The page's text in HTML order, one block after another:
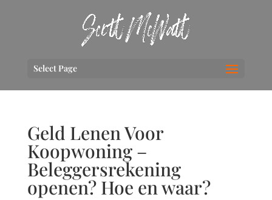
Select Page
Geld Lenen Voor
Koopwoning –
Beleggersrekening
openen? Hoe en waar?